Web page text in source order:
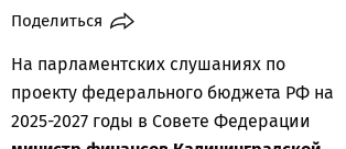
Поделиться
На парламентских слушаниях по
проекту федерального бюджета РФ на
2025-2027 годы в Совете Федерации